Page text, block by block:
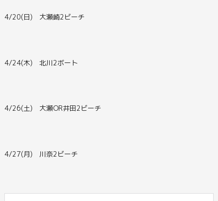
4/20(日) 大瀬崎2ビーチ
4/24(木) 北川2ボート
4/26(土) 大瀬OR井田2ビーチ
4/27(月) 川奈2ビーチ